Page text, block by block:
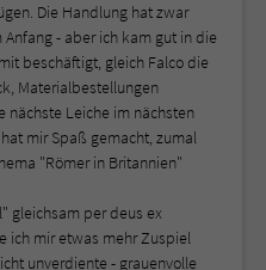
Die Handlung hat zwar
- aber ich kam gut in die
beschäftigt, gleich Falco die
Materialbestellungen
nächste Leiche im nächsten
mir Spaß gemacht, zumal
"Römer in Britannien"
gleichsam per deus ex
ich mir etwas mehr Zuspiel
unverdiente - grauenvolle